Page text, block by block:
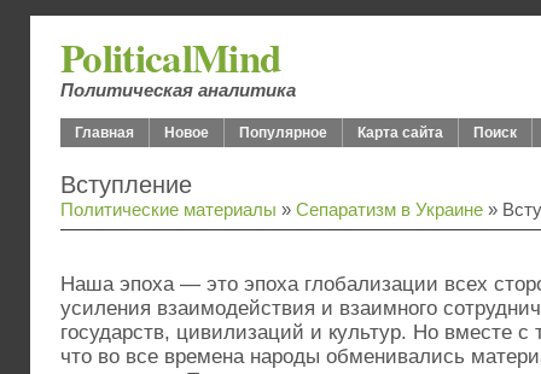
PoliticalMind
Политическая аналитика
Главная Новое Популярное Карта сайта Поиск
Вступление
Политические материалы » Сепаратизм в Украине »
Наша эпоха — это эпоха глобализации всех
усиления взаимодействия и взаимного
государств, цивилизаций и культур. Но вместе с
что во все времена народы обменивались